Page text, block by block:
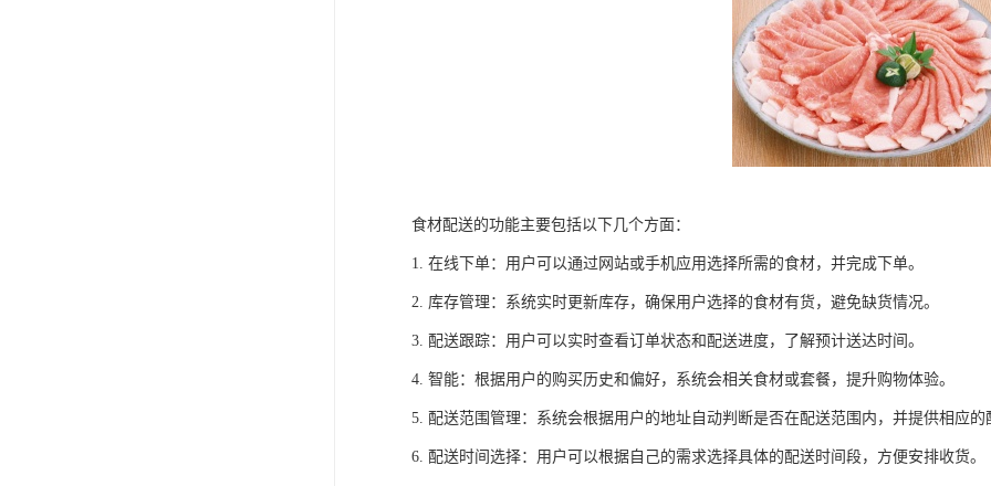
食材配送的功能主要包括以下几个方面：
1. 在线下单：用户可以通过网站或手机应用选择所需的食材，并完成下单。
2. 库存管理：系统实时更新库存，确保用户选择的食材有货，避免缺货情况。
3. 配送跟踪：用户可以实时查看订单状态和配送进度，了解预计送达时间。
4. 智能：根据用户的购买历史和偏好，系统会相关食材或套餐，提升购物体验。
5. 配送范围管理：系统会根据用户的地址自动判断是否在配送范围内，并提供相应的
6. 配送时间选择：用户可以根据自己的需求选择具体的配送时间段，方便安排收货。